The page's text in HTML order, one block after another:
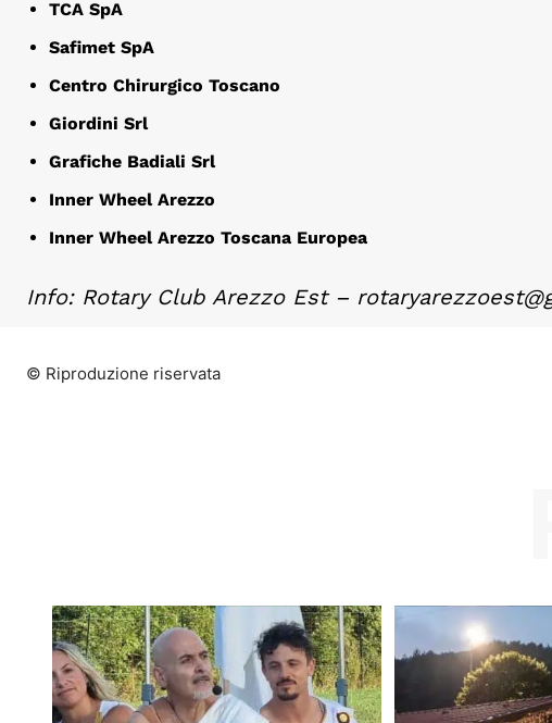
TCA SpA
Safimet SpA
Centro Chirurgico Toscano
Giordini Srl
Grafiche Badiali Srl
Inner Wheel Arezzo
Inner Wheel Arezzo Toscana Europea
Info: Rotary Club Arezzo Est –
© Riproduzione riservata